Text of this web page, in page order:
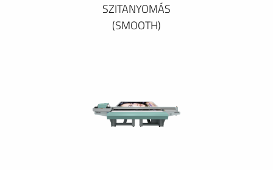
SZITANYOMÁS
(SMOOTH)